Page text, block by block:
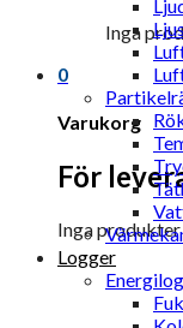
Inga
0
Varukorg
För
Inga
Logger